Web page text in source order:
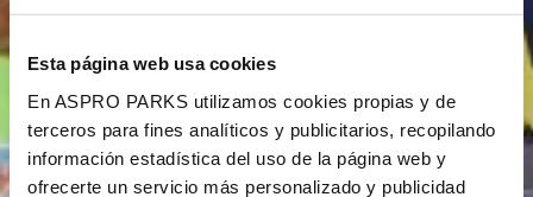
Esta página web usa cookies
En ASPRO PARKS utilizamos cookies propias y de
terceros para fines analíticos y publicitarios, recopilando
información estadística del uso de la página web y
ofrecerte un servicio más personalizado y publicidad